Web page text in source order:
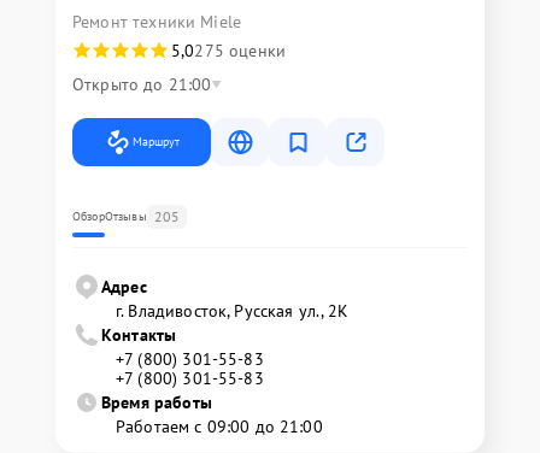
Ремонт техники Miele
5,0275 оценки
Открыто до 21:00
Маршрут
ОбзорОтзывы 205
Адрес
г. Владивосток, Русская ул., 2К
Контакты
+7 (800) 301-55-83
+7 (800) 301-55-83
Время работы
Работаем с 09:00 до 21:00